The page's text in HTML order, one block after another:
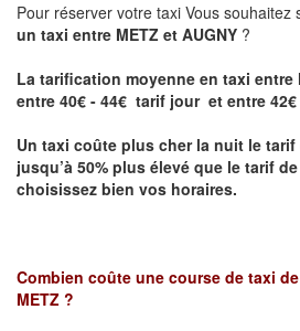
Pour réserver votre taxi Vous souhaitez
un taxi entre METZ et AUGNY ?
La tarification moyenne en taxi entre
entre 40€ - 44€ tarif jour et entre
Un taxi coûte plus cher la nuit le
jusqu’à 50% plus élevé que le tarif
choisissez bien vos horaires.
Combien coûte une course de taxi de
METZ ?